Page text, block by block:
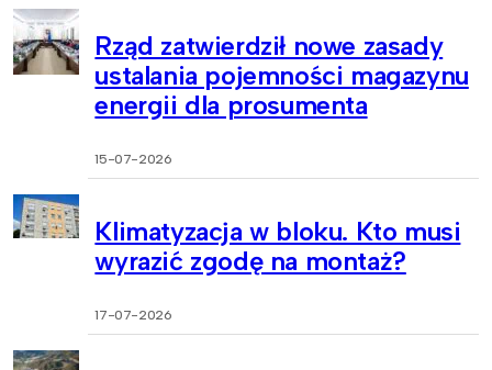
Rząd zatwierdził nowe zasady
ustalania pojemności magazynu
energii dla prosumenta
15-07-2026
Klimatyzacja w bloku. Kto musi
wyrazić zgodę na montaż?
17-07-2026